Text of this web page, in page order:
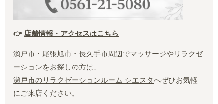
👉 店舗情報・アクセスはこちら
瀬戸市・尾張旭市・長久手市周辺でマッサージやリラクゼ
ーションをお探しの方は、
瀬戸市のリラクゼーションルーム シエスタへぜひお気軽
にご来店ください。